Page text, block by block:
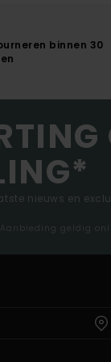
binnen 30
nieuws en
Aanbieding geldig